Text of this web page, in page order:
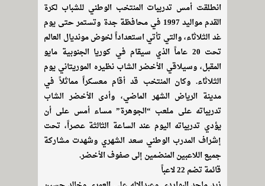
انطلقت أمس تدريبات المنتخب الوطني للشباب لكرة
القدم مواليد 1997 في محافظة جدة وتستمر حتى يوم
غد الثلاثاء، والتي تأتي استعداداً لخوض مونديال العالم
تحت 20 عاماً الذي سيقام في كوريا الجنوبية مايو
المقبل، وسيلاقي الأخضر الشاب نظيره الموريتاني يوم
الثلاثاء. وكان المنتخب قد أقام معسكراً مماثلاً في
مدينة الرياض الشهر الماضي، وأدى الأخضر الشاب
تدريباته على ملعب “الجوهرة” مساء أمس على أن
يؤدي تدريباته اليوم عند الساعة الثالثة عصراً، تحت
إشراف المدرب الوطني سعد الشهري وشهدت مشاركة
جميع اللاعبين المنضمين إلى صفوف الأخضر.
قائمة تضم 22 لاعباً